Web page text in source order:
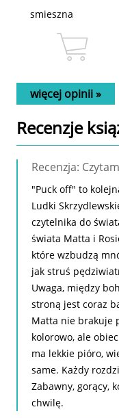
smieszna
więcej opinii »
Recenzje
Recenzja:
"Puck off" to
Ludki
czytelnika do
świata Matta i
które wzbudzą
jak struś
Uwaga, między
stroną jest coraz
Matta nie brakuje
kolorowo, ale
ma lekkie pióro,
same. Każdy
Zabawny, gorący,
chwilę.